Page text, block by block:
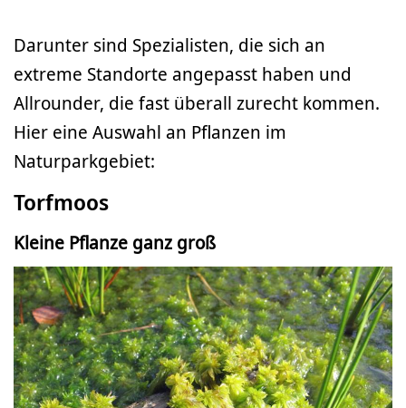
Darunter sind Spezialisten, die sich an
extreme Standorte angepasst haben und
Allrounder, die fast überall zurecht kommen.
Hier eine Auswahl an Pflanzen im
Naturparkgebiet:
Torfmoos
Kleine Pflanze ganz groß